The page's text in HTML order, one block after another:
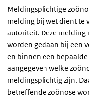
Meldingsplichtige
melding bij wet dient te
autoriteit. Deze melding
worden gedaan bij een
en binnen een
aangegeven welke
meldingsplichtig zijn.
betreffende zoönose